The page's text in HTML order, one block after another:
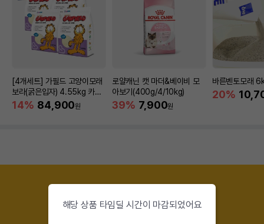
[4개세트] 가필드 고양이모래
보라(굵은입자) 4.55kg 카사
바모래
14% 84,900원
로얄캐닌 캣 마더&베이비 모
아보기(400g/4/10kg)
39% 7,900원
바른벤토모래
20%
해당 상품 타임딜 시간이 마감되었어요